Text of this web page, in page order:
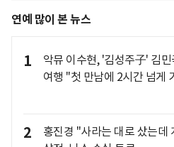
연예 많이 본 뉴스
1
악뮤 이수현, '김성주子' 김
여행 "첫 만남에 2시간 넘게
2
홍진경 "사라는 대로 샀는